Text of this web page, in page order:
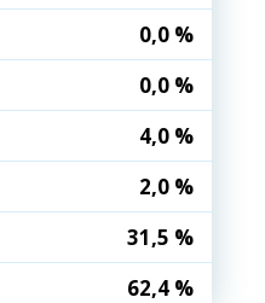
0,0 %
0,0 %
4,0 %
2,0 %
31,5 %
62,4 %